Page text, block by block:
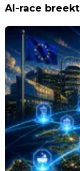
AI-race breekt